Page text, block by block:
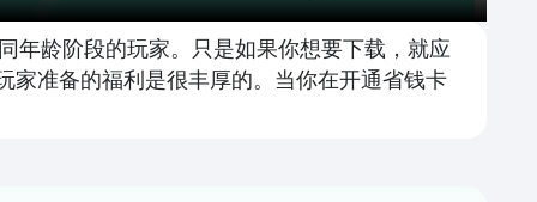
年龄阶段的玩家。只是如果你想要下载，就应
家准备的福利是很丰厚的。当你在开通省钱卡